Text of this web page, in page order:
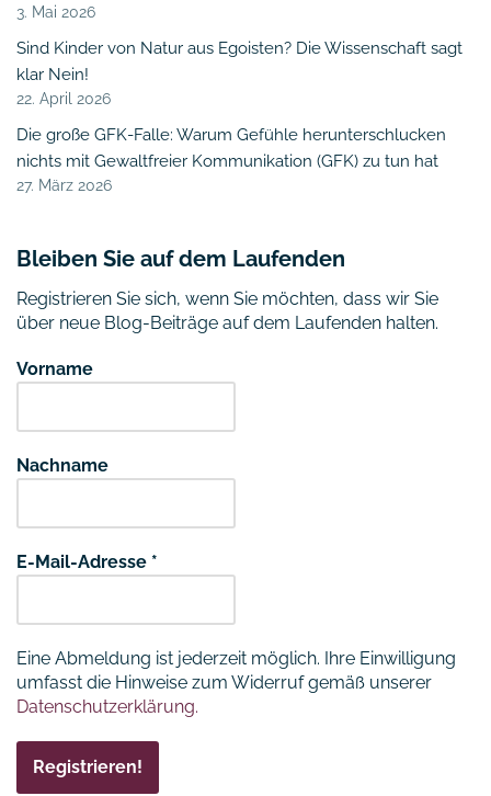
3. Mai 2026
Sind Kinder von Natur aus Egoisten? Die Wissenschaft sagt
klar Nein!
22. April 2026
Die große GFK-Falle: Warum Gefühle herunterschlucken
nichts mit Gewaltfreier Kommunikation (GFK) zu tun hat
27. März 2026
Bleiben Sie auf dem Laufenden
Registrieren Sie sich, wenn Sie möchten, dass wir Sie
über neue Blog-Beiträge auf dem Laufenden halten.
Vorname
Nachname
E-Mail-Adresse *
Eine Abmeldung ist jederzeit möglich. Ihre Einwilligung
umfasst die Hinweise zum Widerruf gemäß unserer
Datenschutzerklärung.